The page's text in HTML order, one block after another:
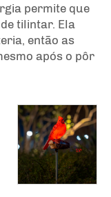
permite que
tilintar. Ela
então as
após o pôr